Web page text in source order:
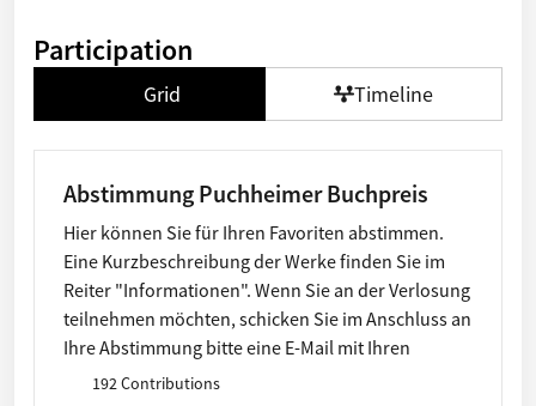
Participation
Grid Timeline
Abstimmung Puchheimer Buchpreis
Hier können Sie für Ihren Favoriten abstimmen.
Eine Kurzbeschreibung der Werke finden Sie im
Reiter "Informationen". Wenn Sie an der Verlosung
teilnehmen möchten, schicken Sie im Anschluss an
Ihre Abstimmung bitte eine E-Mail mit Ihren
Kontaktdaten an mandy.frenkel@puchheim.de.
192 Contributions